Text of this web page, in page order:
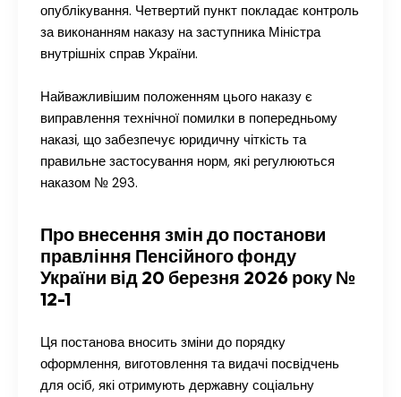
опублікування. Четвертий пункт покладає контроль
за виконанням наказу на заступника Міністра
внутрішніх справ України.
Найважливішим положенням цього наказу є
виправлення технічної помилки в попередньому
наказі, що забезпечує юридичну чіткість та
правильне застосування норм, які регулюються
наказом № 293.
Про внесення змін до постанови
правління Пенсійного фонду
України від 20 березня 2026 року №
12-1
Ця постанова вносить зміни до порядку
оформлення, виготовлення та видачі посвідчень
для осіб, які отримують державну соціальну